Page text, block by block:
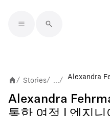
/ Stories/ .../
Alexandra
Alexandra